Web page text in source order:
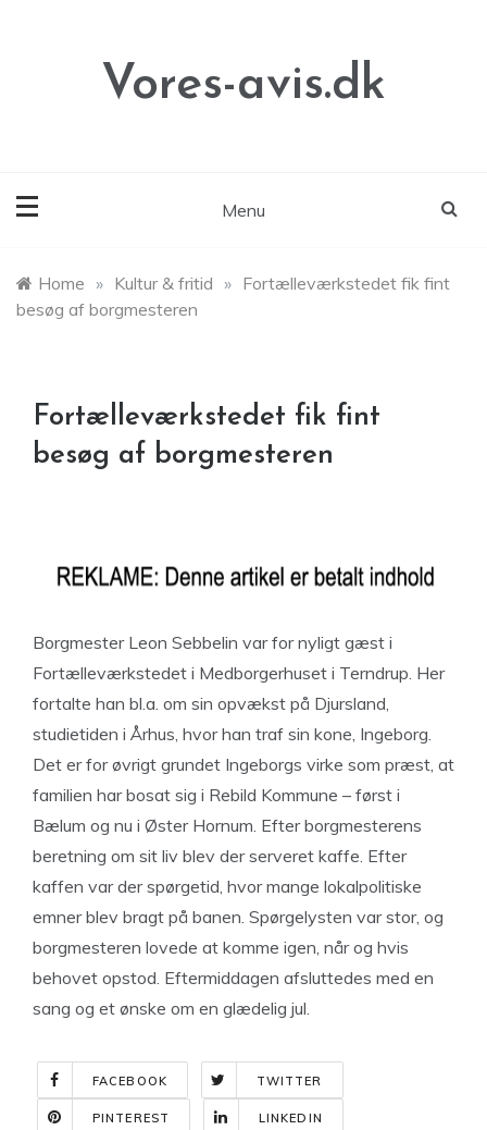
Vores-avis.dk
Menu
Home » Kultur & fritid » Fortælleværkstedet fik fint
besøg af borgmesteren
Fortælleværkstedet fik fint
besøg af borgmesteren
Borgmester Leon Sebbelin var for nyligt gæst i
Fortælleværkstedet i Medborgerhuset i Terndrup. Her
fortalte han bl.a. om sin opvækst på Djursland,
studietiden i Århus, hvor han traf sin kone, Ingeborg.
Det er for øvrigt grundet Ingeborgs virke som præst, at
familien har bosat sig i Rebild Kommune – først i
Bælum og nu i Øster Hornum. Efter borgmesterens
beretning om sit liv blev der serveret kaffe. Efter
kaffen var der spørgetid, hvor mange lokalpolitiske
emner blev bragt på banen. Spørgelysten var stor, og
borgmesteren lovede at komme igen, når og hvis
behovet opstod. Eftermiddagen afsluttedes med en
sang og et ønske om en glædelig jul.
FACEBOOK TWITTER
PINTEREST LINKEDIN